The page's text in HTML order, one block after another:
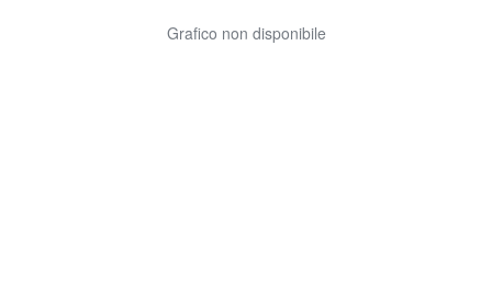
Grafico non disponibile